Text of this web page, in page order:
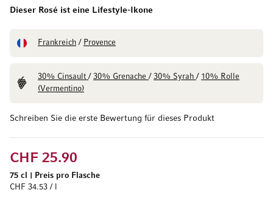
Schreiben Sie die erste Bewertung für dieses Produkt
Dieser Rosé ist eine Lifestyle-Ikone
Frankreich / Provence
30% Cinsault/ 30% Grenache/ 30% Syrah/ 10% Rolle
(Vermentino)
CHF 25.90
75 cl
Preis pro Flasche
CHF 34.53 / l